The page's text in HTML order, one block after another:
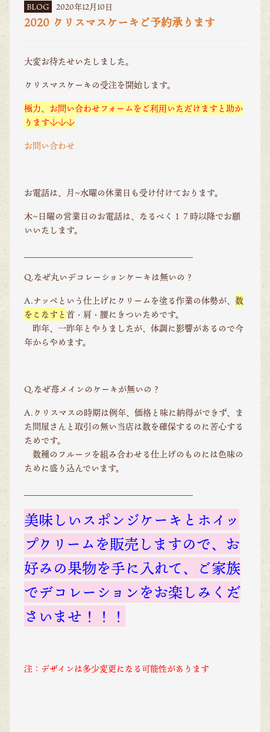
BLOG 2020年12月10日
2020 クリスマスケーキご予約承ります
大変お待たせいたしました。
クリスマスケーキの受注を開始します。
極力、お問い合わせフォームをご利用いただけますと助か
ります↓↓↓
お問い合わせ
お電話は、月~水曜の休業日も受け付けております。
木∼日曜の営業日のお電話は、なるべく１７時以降でお願
いいたします。
Q.なぜ丸いデコレーションケーキは無いの？
A.ナッペという仕上げにクリームを塗る作業の体勢が、 数
をこなすと 首・肩・腰にきついためです。
昨年、一昨年とやりましたが、体調に影響があるので今
年からやめます。
Q.なぜ苺メインのケーキが無いの？
A.クリスマスの時期は例年、価格と味に納得ができず、ま
た問屋さんと取引の無い当店は数を確保するのに苦心する
ためです。
数種のフルーツを組み合わせる仕上げのものには色味の
ために盛り込んでいます。
美味しいスポンジケーキとホイッ
プクリームを販売しますので、お
好みの果物を手に入れて、ご家族
でデコレーションをお楽しみくだ
さいませ！！！
注：デザインは多少変更になる可能性があります